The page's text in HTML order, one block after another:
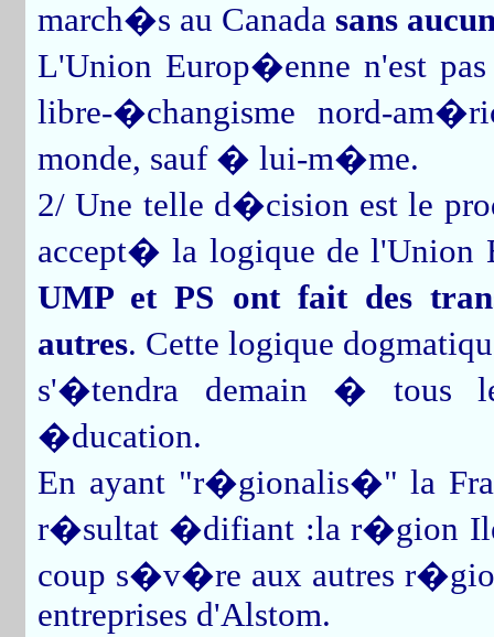
march�s au Canada sans
L'Union Europ�enne n'est
libre-�changisme nord-
monde, sauf � lui-m�me.
2/ Une telle d�cision est le
accept� la logique de
UMP et PS ont fait des
autres. Cette logique
s'�tendra demain � tous
�ducation.
En ayant "r�gionalis�" la
r�sultat �difiant :la r�gion
coup s�v�re aux autres
entreprises d'Alstom.